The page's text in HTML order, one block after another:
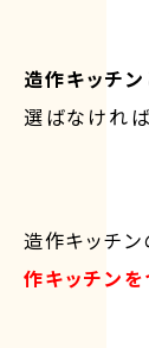
造作キッチン
選ばなけれ
造作キッチン
作キッチン